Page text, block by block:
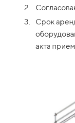
Срок
акта